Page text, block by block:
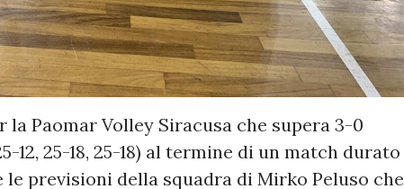
Paomar Volley Siracusa che supera 3-0
12, 25-18, 25-18) al termine di un match durato
le previsioni della squadra di Mirko Peluso che